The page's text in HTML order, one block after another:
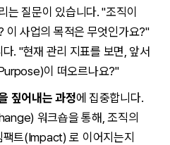
는 질문이 있습니다. "조직이
이 사업의 목적은 무엇인가요?"
. "현재 관리 지표를 보면, 앞서
이 떠오르나요?"
짚어내는 과정에 집중합니다.
워크숍을 통해, 조직의
트(Impact) 로 이어지는지